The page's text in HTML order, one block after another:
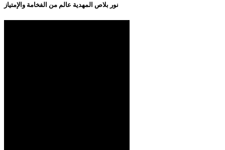
نور بلاص المهدية عالم من الفخامة والإمتياز